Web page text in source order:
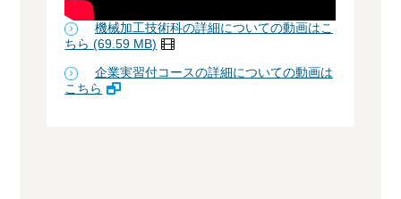
機械加工技術科の詳細についての動画はこ
ちら (69.59 MB)
企業実習付コースの詳細についての動画は
こちら